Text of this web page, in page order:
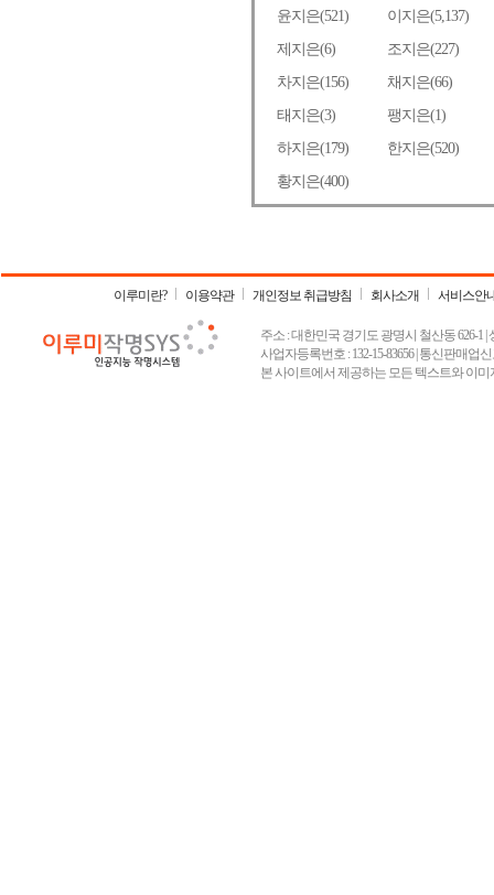
이루미란? 이용약관 개인정보 취급방침 회사소개 서비스안
주소 : 대한민국 경기도 광명시 철산동 626-1 |
사업자등록번호 : 132-15-83656 | 통신판매업
본 사이트에서 제공하는 모든 텍스트와 이